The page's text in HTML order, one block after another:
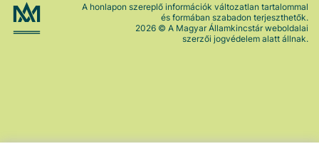
A honlapon szereplő információk változatlan tartalommal
és formában szabadon terjeszthetők.
2026 © A Magyar Államkincstár weboldalai
szerzői jogvédelem alatt állnak.